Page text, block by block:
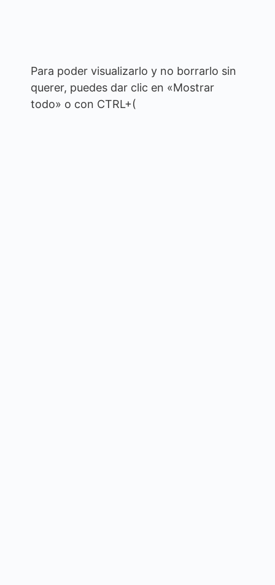
Para poder visualizarlo y no borrarlo sin
querer, puedes dar clic en «Mostrar
todo» o con CTRL+(